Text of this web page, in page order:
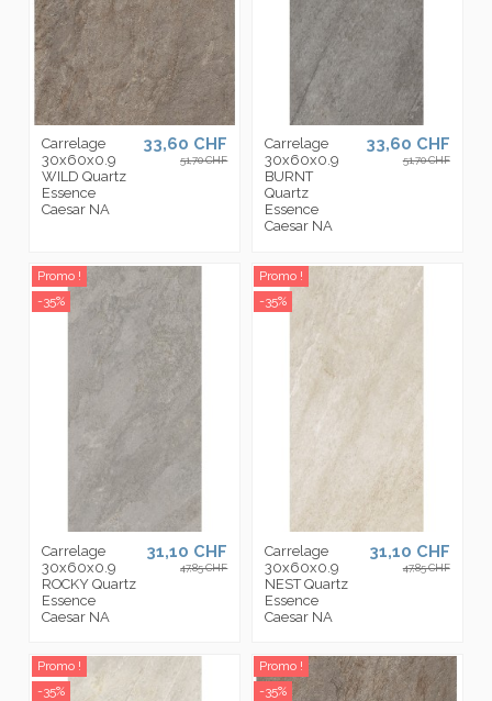
Carrelage
30x60x0.9
WILD Quartz
Essence
Caesar NA
33,60 CHF
51,70 CHF
Carrelage
30x60x0.9
BURNT
Quartz
Essence
Caesar NA
33,60 CHF
51,70 CHF
Promo !
-35%
Carrelage
30x60x0.9
ROCKY Quartz
Essence
Caesar NA
31,10 CHF
47,85 CHF
Promo !
-35%
Carrelage
30x60x0.9
NEST Quartz
Essence
Caesar NA
31,10 CHF
47,85 CHF
Promo !
-35%
Promo !
-35%